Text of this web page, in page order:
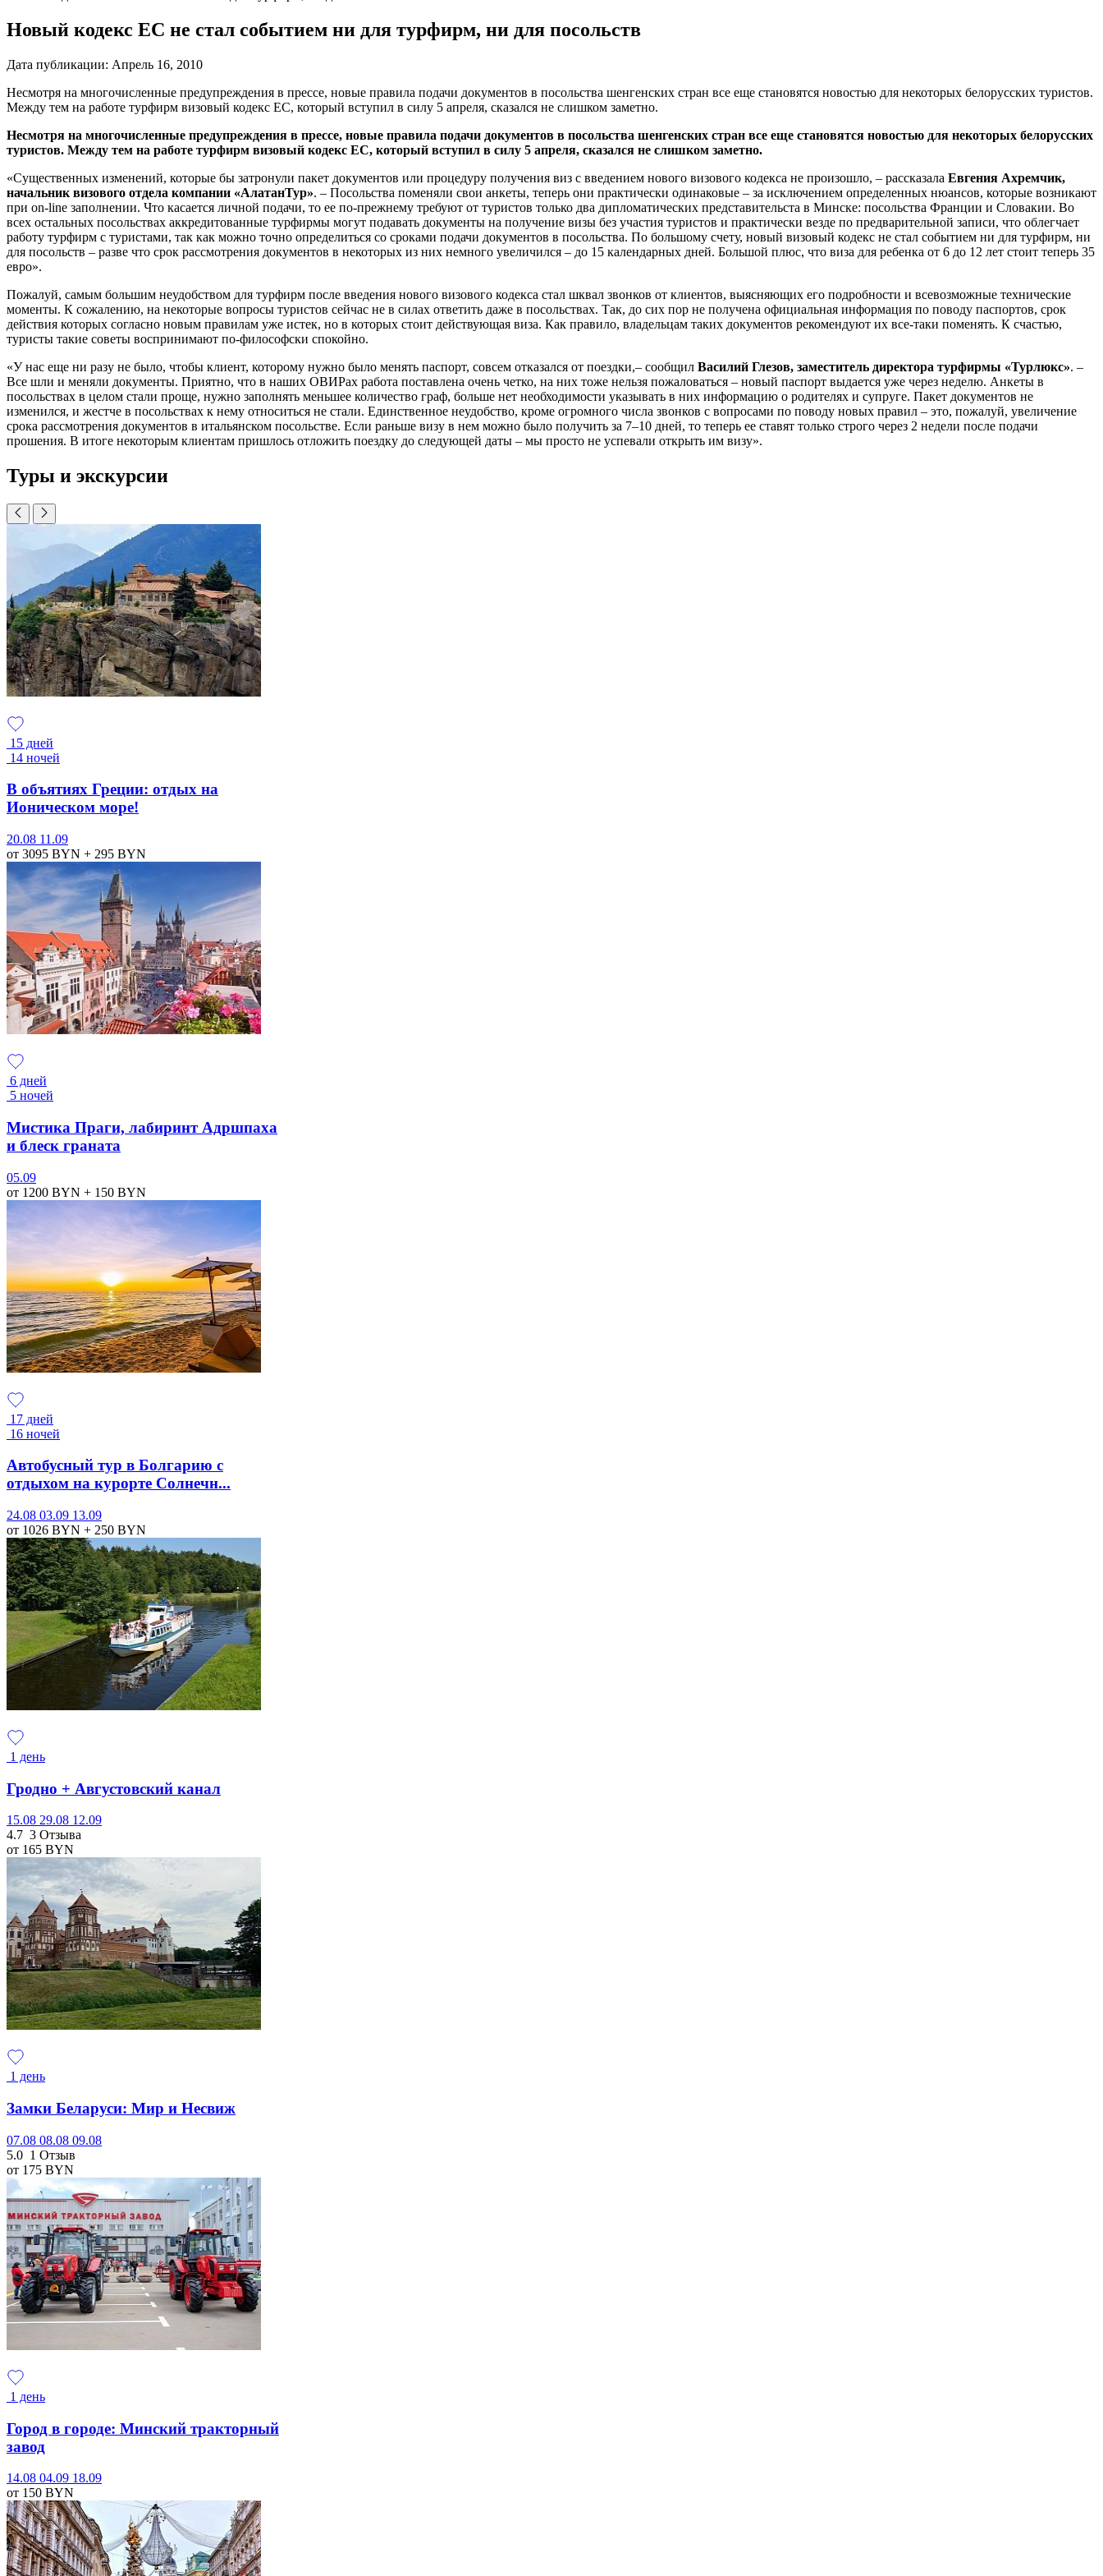
Новый кодекс ЕС не стал событием ни для турфирм, ни для посольств
Дата публикации: Апрель 16, 2010
Несмотря на многочисленные предупреждения в прессе, новые правила подачи документов в посольства шенгенских стран все еще становятся новостью для некоторых белорусских туристов.
Между тем на работе турфирм визовый кодекс ЕС, который вступил в силу 5 апреля, сказался не слишком заметно.
Несмотря на многочисленные предупреждения в прессе, новые правила подачи документов в посольства шенгенских стран все еще становятся новостью для некоторых белорусских
туристов. Между тем на работе турфирм визовый кодекс ЕС, который вступил в силу 5 апреля, сказался не слишком заметно.
«Существенных изменений, которые бы затронули пакет документов или процедуру получения виз с введением нового визового кодекса не произошло, – рассказала Евгения Ахремчик,
начальник визового отдела компании «АлатанТур». – Посольства поменяли свои анкеты, теперь они практически одинаковые – за исключением определенных нюансов, которые возникают
при on-line заполнении. Что касается личной подачи, то ее по-прежнему требуют от туристов только два дипломатических представительста в Минске: посольства Франции и Словакии. Во
всех остальных посольствах аккредитованные турфирмы могут подавать документы на получение визы без участия туристов и практически везде по предварительной записи, что облегчает
работу турфирм с туристами, так как можно точно определиться со сроками подачи документов в посольства. По большому счету, новый визовый кодекс не стал событием ни для турфирм, ни
для посольств – разве что срок рассмотрения документов в некоторых из них немного увеличился – до 15 календарных дней. Большой плюс, что виза для ребенка от 6 до 12 лет стоит теперь 35
евро».
Пожалуй, самым большим неудобством для турфирм после введения нового визового кодекса стал шквал звонков от клиентов, выясняющих его подробности и всевозможные технические
моменты. К сожалению, на некоторые вопросы туристов сейчас не в силах ответить даже в посольствах. Так, до сих пор не получена официальная информация по поводу паспортов, срок
действия которых согласно новым правилам уже истек, но в которых стоит действующая виза. Как правило, владельцам таких документов рекомендуют их все-таки поменять. К счастью,
туристы такие советы воспринимают по-философски спокойно.
«У нас еще ни разу не было, чтобы клиент, которому нужно было менять паспорт, совсем отказался от поездки,– сообщил Василий Глезов, заместитель директора турфирмы «Турлюкс». –
Все шли и меняли документы. Приятно, что в наших ОВИРах работа поставлена очень четко, на них тоже нельзя пожаловаться – новый паспорт выдается уже через неделю. Анкеты в
посольствах в целом стали проще, нужно заполнять меньшее количество граф, больше нет необходимости указывать в них информацию о родителях и супруге. Пакет документов не
изменился, и жестче в посольствах к нему относиться не стали. Единственное неудобство, кроме огромного числа звонков с вопросами по поводу новых правил – это, пожалуй, увеличение
срока рассмотрения документов в итальянском посольстве. Если раньше визу в нем можно было получить за 7–10 дней, то теперь ее ставят только строго через 2 недели после подачи
прошения. В итоге некоторым клиентам пришлось отложить поездку до следующей даты – мы просто не успевали открыть им визу».
Туры и экскурсии
15 дней
14 ночей
В объятиях Греции: отдых на
Ионическом море!
20.08 11.09
от 3095 BYN + 295 BYN
6 дней
5 ночей
Мистика Праги, лабиринт Адршпаха
и блеск граната
05.09
от 1200 BYN + 150 BYN
17 дней
16 ночей
Автобусный тур в Болгарию с
отдыхом на курорте Солнечн...
24.08 03.09 13.09
от 1026 BYN + 250 BYN
1 день
Гродно + Августовский канал
15.08 29.08 12.09
4.7 3 Отзыва
от 165 BYN
1 день
Замки Беларуси: Мир и Несвиж
07.08 08.08 09.08
5.0 1 Отзыв
от 175 BYN
1 день
Город в городе: Минский тракторный
завод
14.08 04.09 18.09
от 150 BYN